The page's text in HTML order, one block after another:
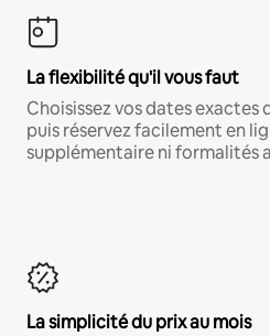
La flexibilité qu'il vous faut
Choisissez vos dates
puis réservez facilement en
supplémentaire ni formalités
La simplicité du prix au mois